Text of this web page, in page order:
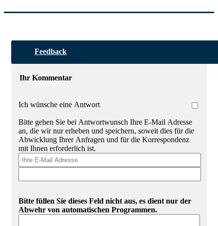
Feedback
Ihr Kommentar
Ich wünsche eine Antwort
Bitte geben Sie bei Antwortwunsch Ihre E-Mail Adresse
an, die wir nur erheben und speichern, soweit dies für die
Abwicklung Ihrer Anfragen und für die Korrespondenz
mit Ihnen erforderlich ist.
Bitte füllen Sie dieses Feld nicht aus, es dient nur der
Abwehr von automatischen Programmen.